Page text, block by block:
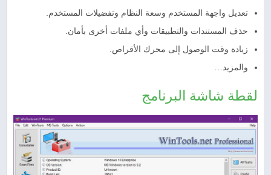
تعديل واجهة المستخدم وسعة النظام وتفضيلات المستخدم.
حذف المستندات والتطبيقات وأي ملفات أخرى بأمان.
زيادة وقت الوصول إلى محرك الأقراص.
والمزيد…
لقطة شاشة البرنامج